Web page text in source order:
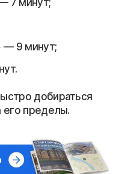
— 9 минут;
добираться
его пределы.